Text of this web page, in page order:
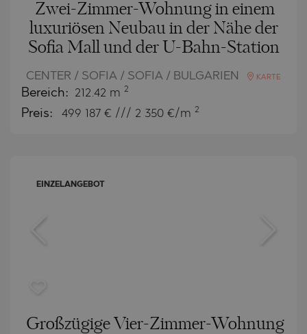
Zwei-Zimmer-Wohnung in einem
luxuriösen Neubau in der Nähe der
Sofia Mall und der U-Bahn-Station
CENTER / SOFIA / SOFIA / BULGARIEN KARTE
Bereich: 212.42 m 2
Preis: 499 187 € /// 2 350 €/m 2
EINZELANGEBOT
Großzügige Vier-Zimmer-Wohnung